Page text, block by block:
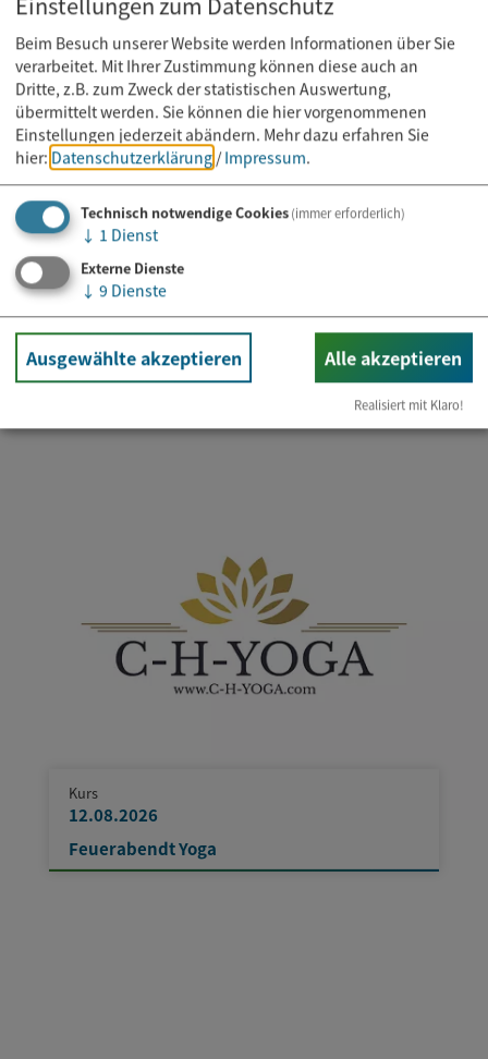
Kurs
11.08.2026
Mobility Training
Kurs
12.08.2026
Feuerabendt Yoga
Beim Besuch unserer Website werden Informationen über Sie
verarbeitet. Mit Ihrer Zustimmung können diese auch an
Dritte, z.B. zum Zweck der statistischen Auswertung,
übermittelt werden. Sie können die hier vorgenommenen
Einstellungen jederzeit abändern. Mehr dazu erfahren Sie
hier: Datenschutzerklärung / Impressum.
Technisch notwendige Cookies(immer erforderlich)
↓ 1 Dienst
Externe Dienste
↓ 9 Dienste
Ausgewählte akzeptieren Alle akzeptieren
Realisiert mit Klaro!